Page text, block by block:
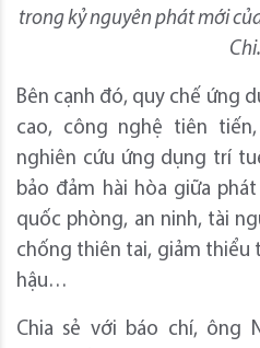
trong kỷ nguyên phát mới
Chi.
Bên cạnh đó, quy chế ứng
cao, công nghệ tiên
nghiên cứu ứng dụng trí
bảo đảm hài hòa giữa
quốc phòng, an ninh, tài
chống thiên tai, giảm thiểu
hậu…
Chia sẻ với báo chí, ông